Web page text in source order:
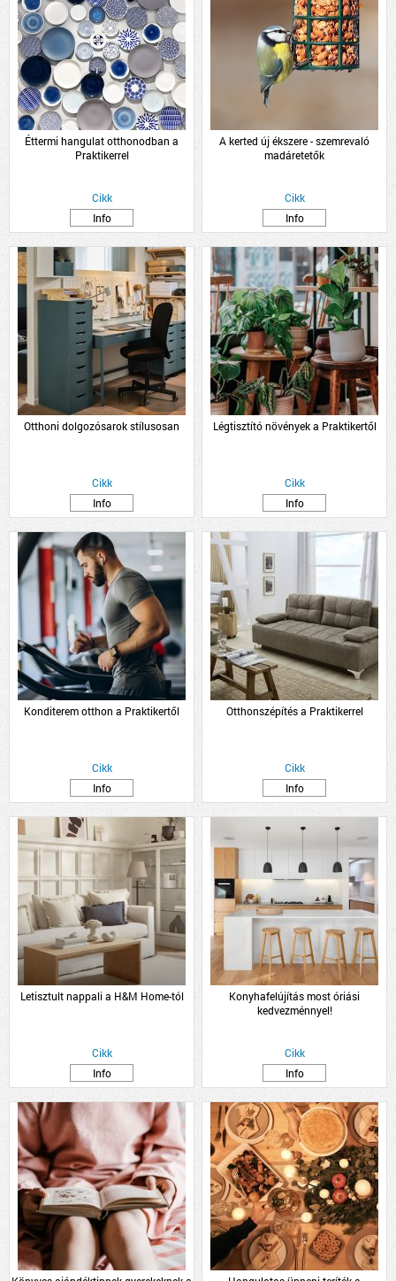
Éttermi hangulat otthonodban a
Praktikerrel
Cikk
Info
A kerted új ékszere - szemrevaló
madáretetők
Cikk
Info
Otthoni dolgozósarok stílusosan
Cikk
Info
Légtisztító növények a Praktikertől
Cikk
Info
Konditerem otthon a Praktikertől
Cikk
Info
Otthonszépítés a Praktikerrel
Cikk
Info
Letisztult nappali a H&M Home-tól
Cikk
Info
Konyhafelújítás most óriási
kedvezménnyel!
Cikk
Info